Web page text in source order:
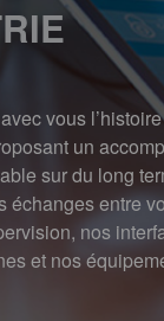
vous
un
sur du long
échanges entre
nos
et nos